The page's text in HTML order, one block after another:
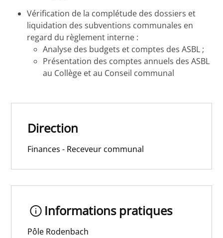
Vérification de la complétude des dossiers et
liquidation des subventions communales en
regard du règlement interne :
Analyse des budgets et comptes des ASBL ;
Présentation des comptes annuels des ASBL
au Collège et au Conseil communal
Direction
Finances - Receveur communal
Informations pratiques
Pôle Rodenbach